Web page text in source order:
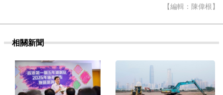
【編輯：陳偉根】
相關新聞